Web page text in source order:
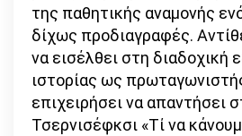
της παθητικής αναμονής
δίχως προδιαγραφές.
να εισέλθει στη διαδοχική
ιστορίας ως
επιχειρήσει να απαντήσει
Τσερνισέφκσι «Τί να